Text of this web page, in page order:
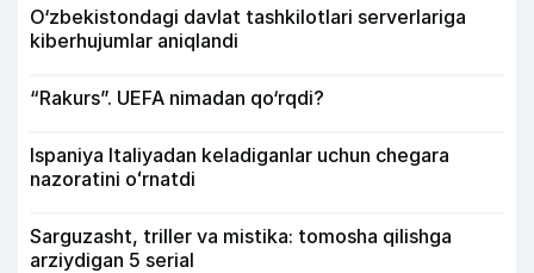
O‘zbekistondagi davlat tashkilotlari serverlariga
kiberhujumlar aniqlandi
“Rakurs”. UEFA nimadan qo‘rqdi?
Ispaniya Italiyadan keladiganlar uchun chegara
nazoratini oʻrnatdi
Sarguzasht, triller va mistika: tomosha qilishga
arziydigan 5 serial